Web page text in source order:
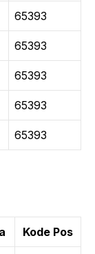
65393
65393
65393
65393
65393
Kode Pos